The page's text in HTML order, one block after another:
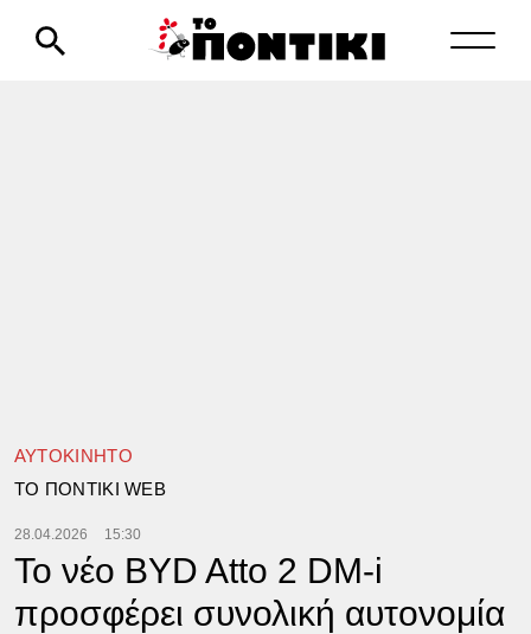
ΑΥΤΟΚΙΝΗΤΟ
TΟ ΠΟΝΤΙΚΙ WEB
28.04.2026 15:30
Το νέο BYD Atto 2 DM-i
προσφέρει συνολική αυτονομία